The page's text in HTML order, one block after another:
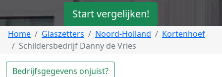
Start vergelijken!
Home Glaszetters Noord-Holland
Kortenhoef
Schildersbedrijf Danny de Vries
Bedrijfsgegevens onjuist?